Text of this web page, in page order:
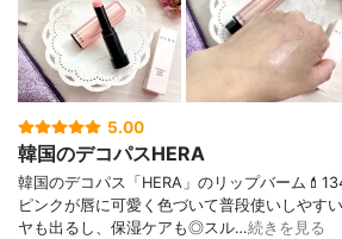
5.00
韓国のデコパスHERA
韓国のデコパス「HERA」のリップバーム
ピンクが唇に可愛く色づいて普段使いしやす
ヤも出るし、保湿ケアも◎スル…続きを見る